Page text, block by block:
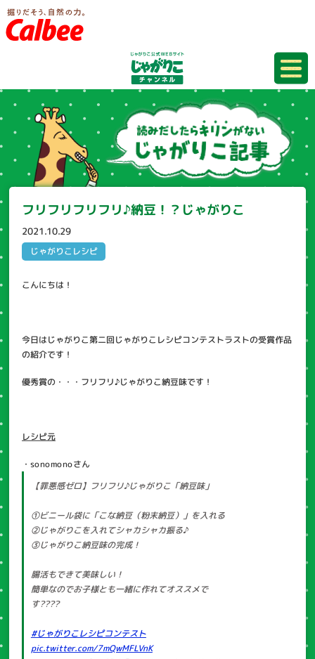
フリフリフリフリ♪納豆！？じゃがりこ
2021.10.29
じゃがりこレシピ
こんにちは！
今日はじゃがりこ第二回じゃがりこレシピコンテストラストの受賞作品
の紹介です！
優秀賞の・・・フリフリ♪じゃがりこ納豆味です！
レシピ元
・sonomonoさん
【罪悪感ゼロ】フリフリ♪じゃがりこ「納豆味」
①ビニール袋に「こな納豆（粉末納豆）」を入れる
②じゃがりこを入れてシャカシャカ振る♪
③じゃがりこ納豆味の完成！
腸活もできて美味しい！
簡単なのでお子様とも一緒に作れてオススメで
す????
#じゃがりこレシピコンテスト
pic.twitter.com/7mQwMFLVnK